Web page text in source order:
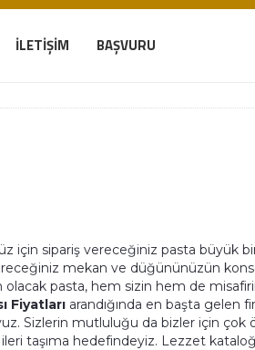
İLETIŞIM BAŞVURU
için sipariş vereceğiniz pasta büyük
mekan ve düğününüzün
olacak pasta, hem sizin hem de
Fiyatları arandığında en başta gelen
Sizlerin mutluluğu da bizler için çok
taşıma hedefindeyiz. Lezzet